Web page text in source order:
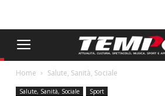
Home Salute, Sanità, Sociale
Salute, Sanità, Sociale Sport